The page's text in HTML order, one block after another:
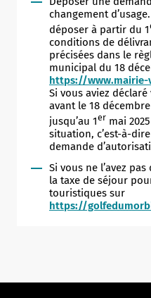
changement
déposer à partir du 1
conditions de
précisées dans le
municipal du 18
https://www.mairie-
Si vous aviez
avant le 18
jusqu’au 1er mai
situation, c’est-à-
demande
Si vous ne l’avez
la taxe de séjour
touristiques sur
https://
ShareThis is